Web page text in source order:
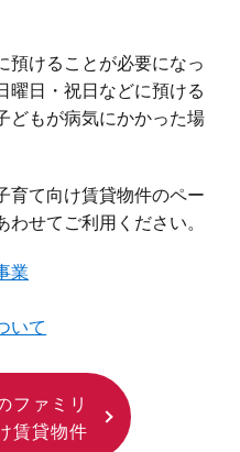
預けることが必要になっ
曜日・祝日などに預ける
どもが病気にかかった場
育て向け賃貸物件のペー
せてご利用ください。
業
いて
ファミリ
賃貸物件